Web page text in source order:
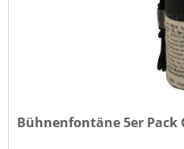
Bühnenfontäne 5er Pack